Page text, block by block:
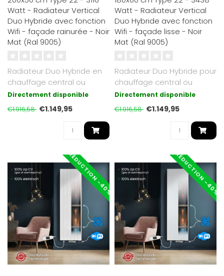
Watt - Radiateur Vertical
Duo Hybride avec fonction
Wifi - façade rainurée - Noir
Mat (Ral 9005)
Radiateur Duo Hybride en
chauffage central ou
électrique. Noir Mat RAL
9005 ave..
Directement disponible
€1.916,58 €1.149,95
Watt - Radiateur Vertical
Duo Hybride avec fonction
Wifi - façade lisse - Noir
Mat (Ral 9005)
Radiateur Duo Hybride pour
chauffage central ou
électrique. Noir Mat RAL
Directement disponible
€1.916,58 €1.149,95
RÉDUCTION -40% RÉDUCTION -40%